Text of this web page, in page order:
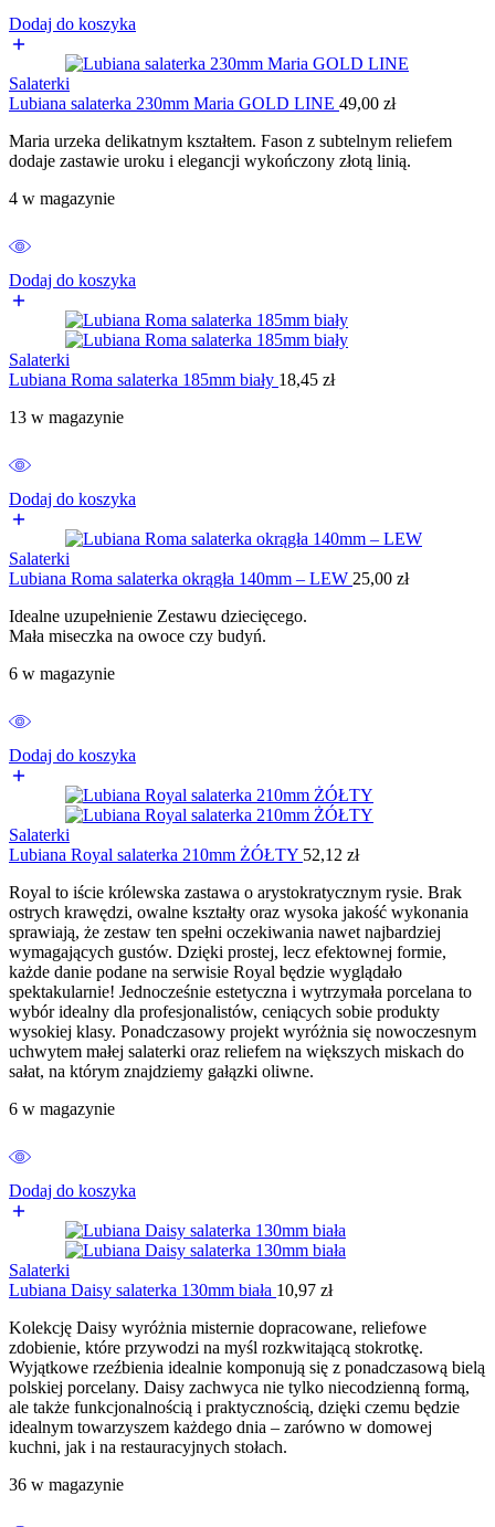
Dodaj do koszyka
Salaterki
Lubiana salaterka 230mm Maria GOLD LINE 49,00 zł
Maria urzeka delikatnym kształtem. Fason z subtelnym reliefem
dodaje zastawie uroku i elegancji wykończony złotą linią.
4 w magazynie
Dodaj do koszyka
Salaterki
Lubiana Roma salaterka 185mm biały 18,45 zł
13 w magazynie
Dodaj do koszyka
Salaterki
Lubiana Roma salaterka okrągła 140mm – LEW 25,00 zł
Idealne uzupełnienie Zestawu dziecięcego.
Mała miseczka na owoce czy budyń.
6 w magazynie
Dodaj do koszyka
Salaterki
Lubiana Royal salaterka 210mm ŻÓŁTY 52,12 zł
Royal to iście królewska zastawa o arystokratycznym rysie. Brak
ostrych krawędzi, owalne kształty oraz wysoka jakość wykonania
sprawiają, że zestaw ten spełni oczekiwania nawet najbardziej
wymagających gustów. Dzięki prostej, lecz efektownej formie,
każde danie podane na serwisie Royal będzie wyglądało
spektakularnie! Jednocześnie estetyczna i wytrzymała porcelana to
wybór idealny dla profesjonalistów, ceniących sobie produkty
wysokiej klasy. Ponadczasowy projekt wyróżnia się nowoczesnym
uchwytem małej salaterki oraz reliefem na większych miskach do
sałat, na którym znajdziemy gałązki oliwne.
6 w magazynie
Dodaj do koszyka
Salaterki
Lubiana Daisy salaterka 130mm biała 10,97 zł
Kolekcję Daisy wyróżnia misternie dopracowane, reliefowe
zdobienie, które przywodzi na myśl rozkwitającą stokrotkę.
Wyjątkowe rzeźbienia idealnie komponują się z ponadczasową bielą
polskiej porcelany. Daisy zachwyca nie tylko niecodzienną formą,
ale także funkcjonalnością i praktycznością, dzięki czemu będzie
idealnym towarzyszem każdego dnia – zarówno w domowej
kuchni, jak i na restauracyjnych stołach.
36 w magazynie